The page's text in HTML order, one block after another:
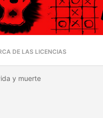
DE LAS LICENCIAS
y muerte